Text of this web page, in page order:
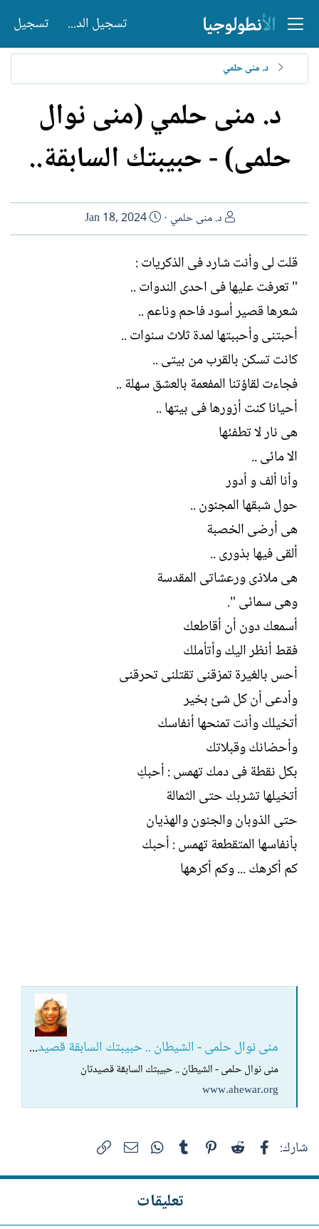
تسجيل الدخول تسجيل
د. منى حلمي
د. منى حلمي (منى نوال
حلمى) - حبيبتك السابقة..
ا
ل
ك
ا
ت
د. منى حلمي
ت
ا
ي
خ
إ
ا
Jan 18, 2024
قلت لى وأنت شارد فى الذكريات :
" تعرفت عليها فى احدى الندوات ..
شعرها قصير أسود فاحم وناعم ..
أحبتنى وأحببتها لمدة ثلاث سنوات ..
كانت تسكن بالقرب من بيتى ..
فجاءت لقاؤتنا المفعمة بالعشق سهلة ..
أحيانا كنت أزورها فى بيتها ..
هى نار لا تطفئها
الا مائى ..
وأنا ألف و أدور
حول شبقها المجنون ..
هى أرضى الخصبة
ألقى فيها بذورى ..
هى ملاذى ورعشاتى المقدسة
وهى سمائى ".
أسمعك دون أن أقاطعك
فقط أنظر اليك وأتأملك
أحس بالغيرة تمزقنى تقتلنى تحرقنى
وأدعى أن كل شئ بخير
أتخيلك وأنت تمنحها أنفاسك
وأحضانك وقبلاتك
بكل نقطة فى دمك تهمس : أحبكِ
أتخيلها تشربك حتى الثمالة
حتى الذوبان والجنون والهذيان
بأنفاسها المتقطعة تهمس : أحبك
كم أكرهك ... وكم أكرهها
منى نوال حلمى - الشيطان .. حبيبتك السابقة قصيدتان
منى نوال حلمى - الشيطان .. حبيبتك السابقة قصيدتان
www.ahewar.org
شارك: فيسبوك Reddit
Pinterest
Tumblr
WhatsAppالبريد الإلكتروني
تعليقات